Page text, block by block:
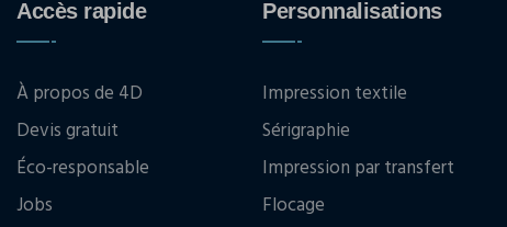
Accès rapide
À propos de 4D
Devis gratuit
Éco-responsable
Jobs
Personnalisations
Impression textile
Sérigraphie
Impression par transfert
Flocage